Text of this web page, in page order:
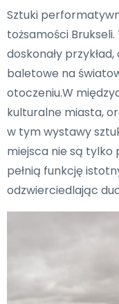
Sztuki
tożsamości
doskonały
baletowe na
otoczeniu.W
kulturalne miasta,
w tym wystawy
miejsca nie są tylko
pełnią funkcję
odzwierciedlając